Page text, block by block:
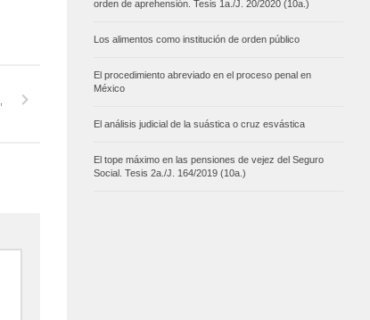
orden de aprehensión. Tesis 1a./J. 20/2020 (10a.)
Los alimentos como institución de orden público
El procedimiento abreviado en el proceso penal en
México
El análisis judicial de la suástica o cruz esvástica
El tope máximo en las pensiones de vejez del Seguro
Social. Tesis 2a./J. 164/2019 (10a.)